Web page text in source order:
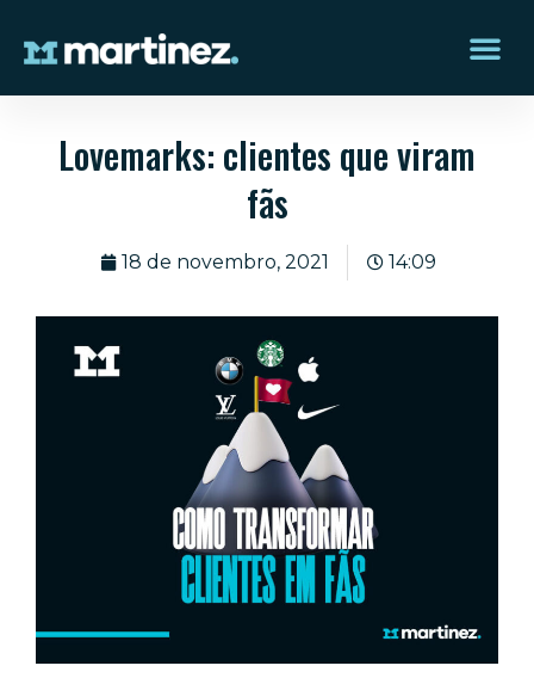
Lovemarks: clientes que viram
fãs
18 de novembro, 2021 14:09